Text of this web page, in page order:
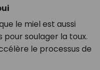
le miel est aussi
soulager la toux.
le processus de